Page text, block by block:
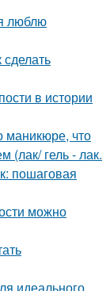
люблю
в истории
маникюре, что
(лак/ гель - лак.
пошаговая
можно